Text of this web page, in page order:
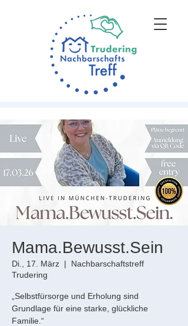
Mama.Bewusst.Sein
Di., 17. März
  |
Nachbarschaftstreff
Trudering
„Selbstfürsorge und Erholung sind
Grundlage für eine starke, glückliche
Familie.“